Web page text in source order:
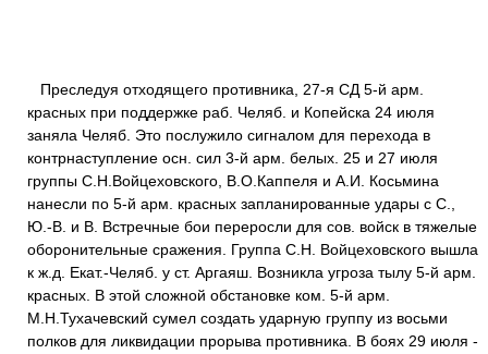
Преследуя отходящего противника, 27-я СД 5-й арм.
красных при поддержке раб. Челяб. и Копейска 24 июля
заняла Челяб. Это послужило сигналом для перехода в
контрнаступление осн. сил 3-й арм. белых. 25 и 27 июля
группы С.Н.Войцеховского, В.О.Каппеля и А.И. Косьмина
нанесли по 5-й арм. красных запланированные удары с С.,
Ю.-В. и В. Встречные бои переросли для сов. войск в тяжелые
оборонительные сражения. Группа С.Н. Войцеховского вышла
к ж.д. Екат.-Челяб. у ст. Аргаяш. Возникла угроза тылу 5-й арм.
красных. В этой сложной обстановке ком. 5-й арм.
М.Н.Тухачевский сумел создать ударную группу из восьми
полков для ликвидации прорыва противника. В боях 29 июля -